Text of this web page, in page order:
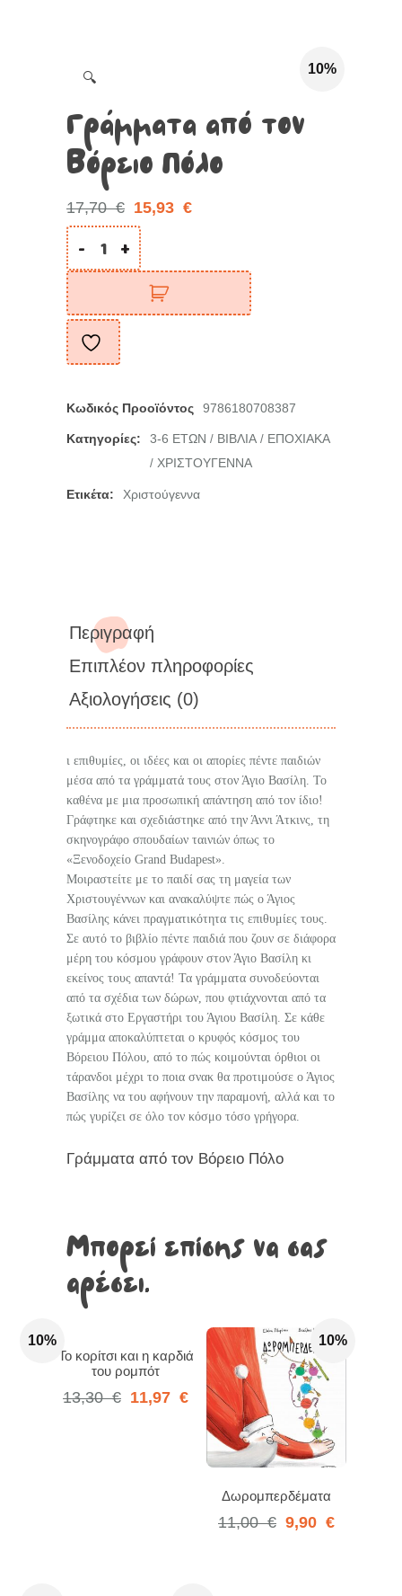
🔍
10%
Γράμματα από τον
Βόρειο Πόλο
17,70 € 15,93 €
- +
Κωδικός Προοϊόντος 9786180708387
Κατηγορίες: 3-6 ΕΤΩΝ / ΒΙΒΛΙΑ / ΕΠΟΧΙΑΚΑ
/ ΧΡΙΣΤΟΥΓΕΝΝΑ
Ετικέτα: Χριστούγεννα
Περιγραφή
Επιπλέον πληροφορίες
Αξιολογήσεις (0)
ι επιθυμίες, οι ιδέες και οι απορίες πέντε παιδιών
μέσα από τα γράμματά τους στον Άγιο Βασίλη. Το
καθένα με μια προσωπική απάντηση από τον ίδιο!
Γράφτηκε και σχεδιάστηκε από την Άννι Άτκινς, τη
σκηνογράφο σπουδαίων ταινιών όπως το
«Ξενοδοχείο Grand Budapest».
Μοιραστείτε με το παιδί σας τη μαγεία των
Χριστουγέννων και ανακαλύψτε πώς ο Άγιος
Βασίλης κάνει πραγματικότητα τις επιθυμίες τους.
Σε αυτό το βιβλίο πέντε παιδιά που ζουν σε διάφορα
μέρη του κόσμου γράφουν στον Άγιο Βασίλη κι
εκείνος τους απαντά! Τα γράμματα συνοδεύονται
από τα σχέδια των δώρων, που φτιάχνονται από τα
ξωτικά στο Εργαστήρι του Άγιου Βασίλη. Σε κάθε
γράμμα αποκαλύπτεται ο κρυφός κόσμος του
Βόρειου Πόλου, από το πώς κοιμούνται όρθιοι οι
τάρανδοι μέχρι το ποια σνακ θα προτιμούσε ο Άγιος
Βασίλης να του αφήνουν την παραμονή, αλλά και το
πώς γυρίζει σε όλο τον κόσμο τόσο γρήγορα.
Γράμματα από τον Βόρειο Πόλο
Μπορεί επίσης να σας
αρέσει…
10%
Το κορίτσι και η καρδιά
του ρομπότ
13,30 € 11,97 €
10%
Δωρομπερδέματα
11,00 € 9,90 €